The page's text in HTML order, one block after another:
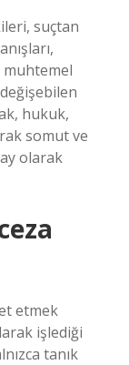
suçtan
muhtemel
hukuk,
somut ve
olarak
etmek
işlediği
tanık